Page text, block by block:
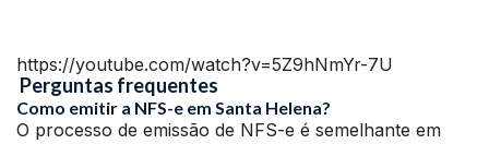
https://youtube.com/watch?v=5Z9hNmYr-7U
Perguntas frequentes
Como emitir a NFS-e em Santa Helena?
O processo de emissão de NFS-e é semelhante em